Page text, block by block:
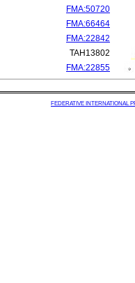
FMA:50720
FMA:66464
FMA:22842
TAH13802
FMA:22855
FEDERATIVE INTERNATIONAL